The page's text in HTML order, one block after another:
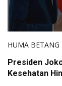
HUMA BETANG
Presiden
Kesehatan